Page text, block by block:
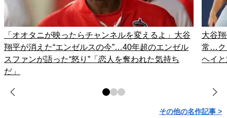
「オオタニが映ったらチャンネルを変えるよ」大谷
翔平が消えた“エンゼルスの今”…40年超のエンゼル
スファンが語った“怒り”「恋人を奪われた気持ち
だ」
大谷
常…ク
ヘイ
その他の名作記事 >